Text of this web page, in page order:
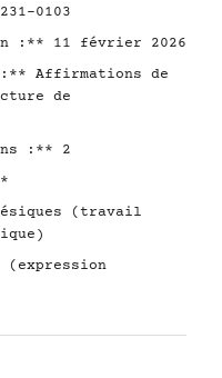
0103
:** 11 février 2026
Affirmations de
de
:** 2
(travail
(expression